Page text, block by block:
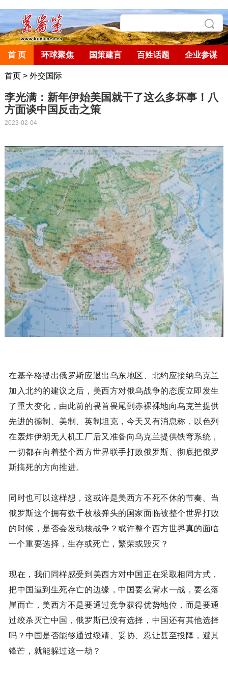
首 页 环球聚焦 国策建言 百姓话题 企业参谋
首页> 外交国际
李光满：新年伊始美国就干了这么多坏事！八
方面谈中国反击之策
2023-02-04
在基辛格提出俄罗斯应退出乌东地区、北约应接纳乌克兰
加入北约的建议之后，美西方对俄乌战争的态度立即发生
了重大变化，由此前的畏首畏尾到赤裸裸地向乌克兰提供
先进的德制、美制、英制坦克，今天又有消息称，以色列
在轰炸伊朗无人机工厂后又准备向乌克兰提供铁穹系统，
一切都在向着整个西方世界联手打败俄罗斯、彻底把俄罗
斯搞死的方向推进。
同时也可以这样想，这或许是美西方不死不休的节奏。当
俄罗斯这个拥有数千枚核弹头的国家面临被整个世界打败
的时候，是否会发动核战争？或许整个西方世界真的面临
一个重要选择，生存或死亡，繁荣或毁灭？
现在，我们同样感受到美西方对中国正在采取相同方式，
把中国逼到生死存亡的边缘，中国要么背水一战，要么落
崖而亡，美西方不是要通过竞争获得优势地位，而是要通
过绞杀灭亡中国，俄罗斯已没有选择，中国还有其他选择
吗？中国是否能够通过绥靖、妥协、忍让甚至投降，避其
锋芒，就能躲过这一劫？